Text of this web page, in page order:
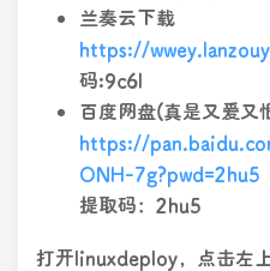
兰奏云下载
https://
码:9c6l
百度网盘(真是又爱又
https://
ONH-7g?pwd=2hu5
提取码：2hu5
打开linuxdeploy，点击左